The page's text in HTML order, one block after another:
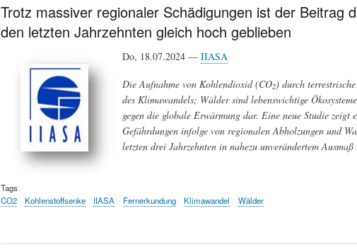
Trotz massiver regionaler Schädigungen ist der Beitrag
den letzten Jahrzehnten gleich hoch geblieben
Do, 18.07.2024 — IIASA
Die Aufnahme von Kohlendioxid (CO2) durch
des Klimawandels; Wälder sind lebenswichtige
gegen die globale Erwärmung dar. Eine neue Studie zeigt
Gefährdungen infolge von regionalen Abholzungen und
letzten drei Jahrzehnten in nahezu unverändertem
Tags
CO2
Kohlenstoffsenke IIASA Fernerkundung Klimawandel Wälder